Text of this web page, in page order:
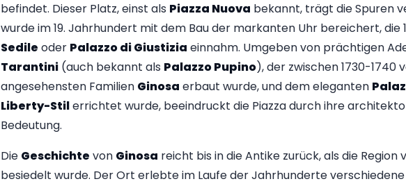
befindet. Dieser Platz, einst als Piazza Nuova bekannt, trägt die Spuren
wurde im 19. Jahrhundert mit dem Bau der markanten Uhr bereichert, die
Sedile oder Palazzo di Giustizia einnahm. Umgeben von prächtigen
Tarantini(auch bekannt als Palazzo Pupino), der zwischen 1730-1740
angesehensten Familien Ginosa erbaut wurde, und dem eleganten
Liberty-Stilerrichtet wurde, beeindruckt die Piazza durch ihre
Bedeutung.
Die Geschichte von Ginosa reicht bis in die Antike zurück, als die Region
besiedelt wurde. Der Ort erlebte im Laufe der Jahrhunderte